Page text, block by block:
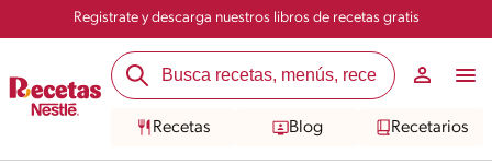
Registrate y descarga nuestros libros de recetas gratis
Recetas Blog Recetarios